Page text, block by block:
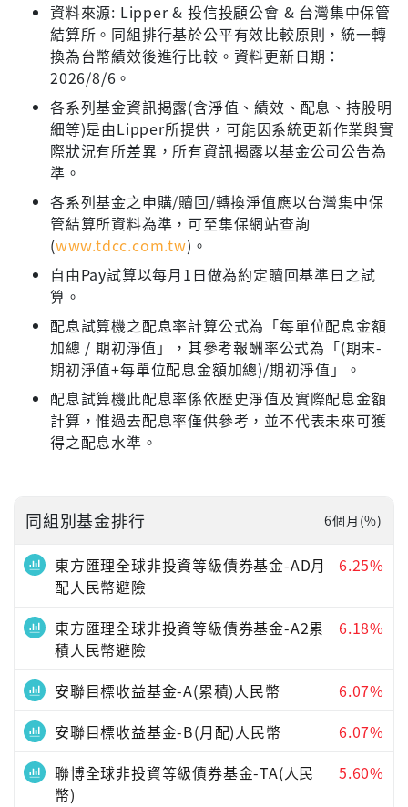
資料來源: Lipper & 投信投顧公會 & 台灣集中保管
結算所。同組排行基於公平有效比較原則，統一轉
換為台幣績效後進行比較。資料更新日期：
2026/8/6。
各系列基金資訊揭露(含淨值、績效、配息、持股明
細等)是由Lipper所提供，可能因系統更新作業與實
際狀況有所差異，所有資訊揭露以基金公司公告為
準。
各系列基金之申購/贖回/轉換淨值應以台灣集中保
管結算所資料為準，可至集保網站查詢
(www.tdcc.com.tw)。
自由Pay試算以每月1日做為約定贖回基準日之試
算。
配息試算機之配息率計算公式為「每單位配息金額
加總 / 期初淨值」，其參考報酬率公式為「(期末-
期初淨值+每單位配息金額加總)/期初淨值」。
配息試算機此配息率係依歷史淨值及實際配息金額
計算，惟過去配息率僅供參考，並不代表未來可獲
得之配息水準。
同組別基金排行 6個月(%)
東方匯理全球非投資等級債券基金-AD月
配人民幣避險
6.25%
東方匯理全球非投資等級債券基金-A2累
積人民幣避險
6.18%
安聯目標收益基金-A(累積)人民幣
6.07%
安聯目標收益基金-B(月配)人民幣
6.07%
聯博全球非投資等級債券基金-TA(人民
幣)
5.60%